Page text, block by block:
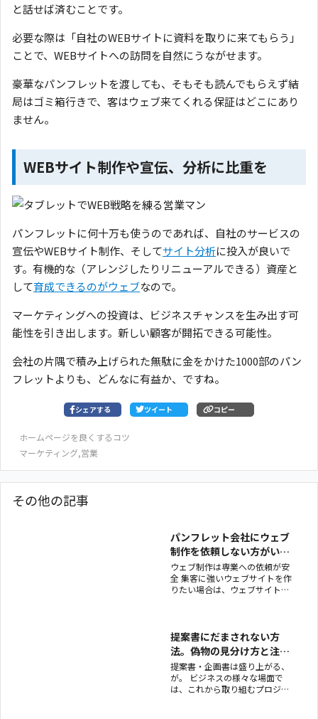
と話せば済むことです。
必要な際は「自社のWEBサイトに資料を取りに来てもらう」
ことで、WEBサイトへの訪問を自然にうながせます。
豪華なパンフレットを渡しても、そもそも読んでもらえず結
局はゴミ箱行きで、客はウェブ来てくれる保証はどこにあり
ません。
WEBサイト制作や宣伝、分析に比重を
パンフレットに何十万も使うのであれば、自社のサービスの
宣伝やWEBサイト制作、そしてサイト分析に投入が良いで
す。有機的な（アレンジしたりリニューアルできる）資産と
して育成できるのがウェブなので。
マーケティングへの投資は、ビジネスチャンスを生み出す可
能性を引き出します。新しい顧客が開拓できる可能性。
会社の片隅で積み上げられた無駄に金をかけた1000部のパン
フレットよりも、どんなに有益か、ですね。
シェアする ツイート コピー
ホームページを良くするコツ
マーケティング,営業
その他の記事
パンフレット会社にウェブ
制作を依頼しない方がいい
理由
ウェブ制作は専業への依頼が安
全 集客に強いウェブサイトを作
りたい場合は、ウェブサイト制
うか。 それは例えば「パンフレ
ット制作会社がホームページ制
作もついでにやってる場合」。
ホームページ
提案書にだまされない方
法。偽物の見分け方と注意
点を解説。
提案書・企画書は盛り上がる、
が。 ビジネスの様々な場面で
は、これから取り組むプロジェ